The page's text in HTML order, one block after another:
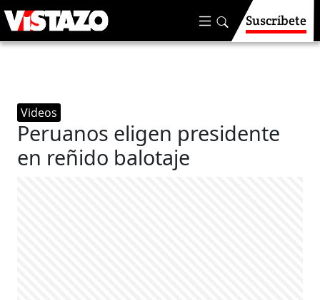
Suscríbete
Videos
Peruanos eligen presidente
en reñido balotaje